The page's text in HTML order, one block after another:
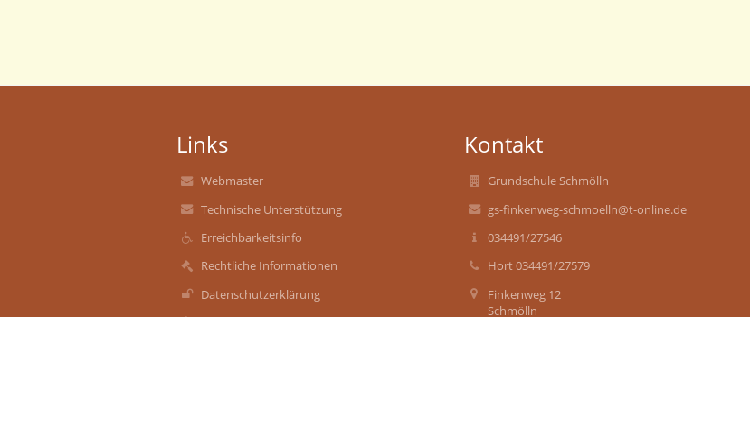
Links
Webmaster
Technische Unterstützung
Erreichbarkeitsinfo
Rechtliche Informationen
Datenschutzerklärung
Impressum
Kontakt
Grundschule Schmölln
gs-finkenweg-schmoelln@t-online.de
034491/27546
Hort 034491/27579
Finkenweg 12
Schmölln